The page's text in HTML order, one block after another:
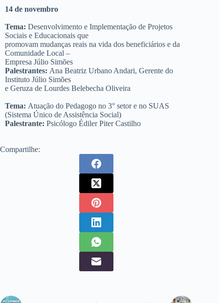
14 de novembro
Tema: Desenvolvimento e Implementação de Projetos
Sociais e Educacionais que
promovam mudanças reais na vida dos beneficiários e da
Comunidade Local –
Empresa Júlio Simões
Palestrantes: Ana Beatriz Urbano Andari, Gerente do
Instituto Júlio Simões
e Geruza de Lourdes Belebecha Oliveira
Tema: Atuação do Pedagogo no 3° setor e no SUAS
(Sistema Único de Assistência Social)
Palestrante: Psicólogo Édiler Piter Castilho
Compartilhe: